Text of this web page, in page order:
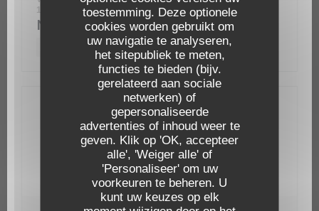
toestemming. Deze optionele
cookies worden gebruikt om
uw navigatie te analyseren,
het sitepubliek te meten,
functies te bieden (bijv.
gerelateerd aan sociale
netwerken) of
gepersonaliseerde
advertenties of inhoud weer te
geven. Klik op 'OK, accepteer
alle', 'Weiger alle' of
'Personaliseer' om uw
voorkeuren te beheren. U
kunt uw keuzes op elk
14H00
Nouvelle Formule midi
PRIJS : €14.00
Neem contact met ons op
Reserveer een tafel
Le Gardian